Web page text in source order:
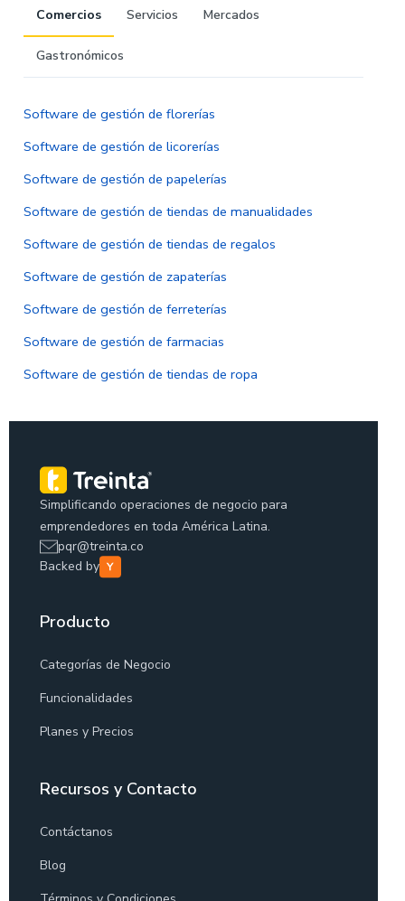
Comercios Servicios Mercados
Gastronómicos
Software de gestión de florerías
Software de gestión de licorerías
Software de gestión de papelerías
Software de gestión de tiendas de manualidades
Software de gestión de tiendas de regalos
Software de gestión de zapaterías
Software de gestión de ferreterías
Software de gestión de farmacias
Software de gestión de tiendas de ropa
Simplificando operaciones de negocio para
emprendedores en toda América Latina.
pqr@treinta.co
Backed by
Producto
Categorías de Negocio
Funcionalidades
Planes y Precios
Recursos y Contacto
Contáctanos
Blog